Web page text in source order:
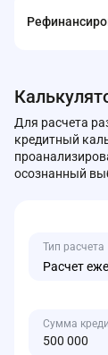
Для расчета
кредитный
осознанный
Тип расчета
Расчет
Сумма